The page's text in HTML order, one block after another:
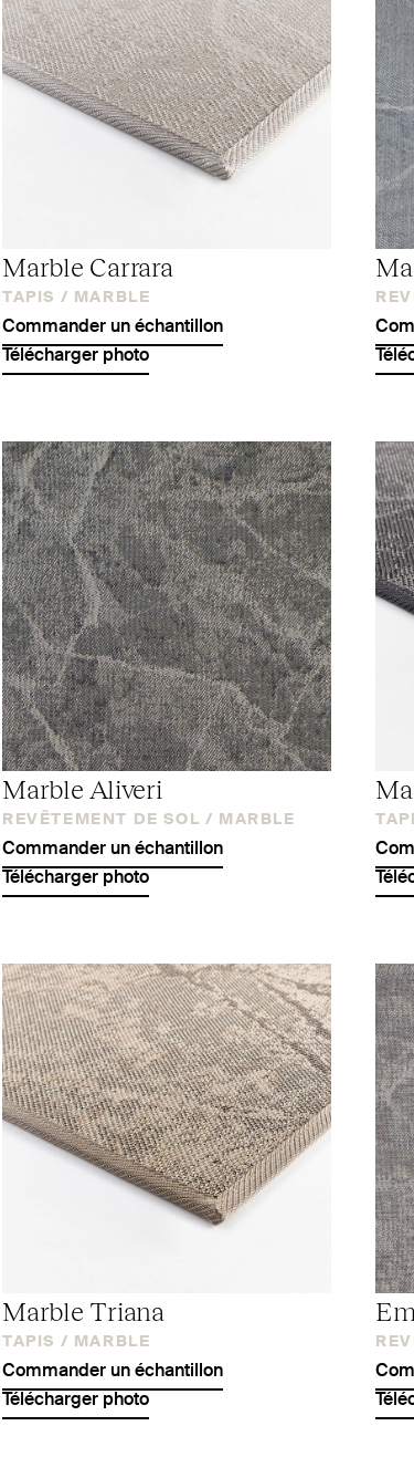
Marble Carrara
TAPIS / MARBLE
Commander un échantillon
Télécharger photo
Marble Aliveri
REVÊTEMENT DE SOL / MARBLE
Commander un échantillon
Télécharger photo
Marble Triana
TAPIS / MARBLE
Commander un échantillon
Télécharger photo